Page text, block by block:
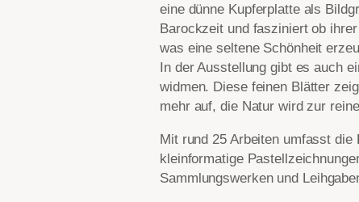
eine dünne Kupferplatte als
Barockzeit und fasziniert ob
was eine seltene Schönheit
In der Ausstellung gibt es auch
widmen. Diese feinen Blätter
mehr auf, die Natur wird zur
Mit rund 25 Arbeiten umfasst
kleinformatige
Sammlungswerken und